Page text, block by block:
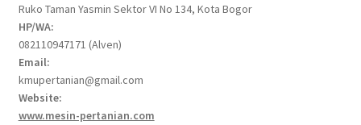
Ruko Taman Yasmin Sektor VI No 134, Kota Bogor
HP/WA:
082110947171 (Alven)
Email:
kmupertanian@gmail.com
Website:
www.mesin-pertanian.com